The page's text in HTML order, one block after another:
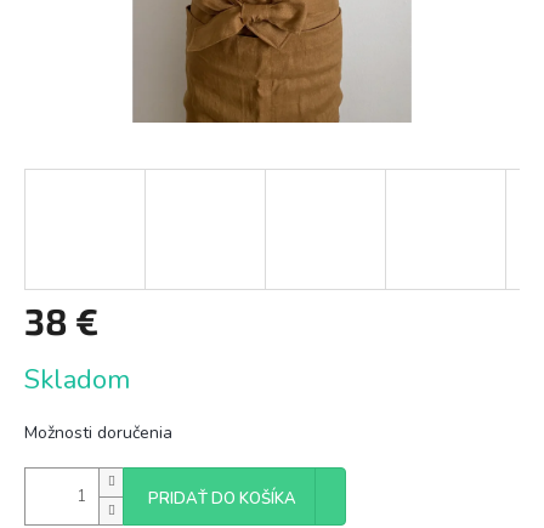
38 €
cena:
Skladom
Možnosti doručenia
PRIDAŤ DO KOŠÍKA